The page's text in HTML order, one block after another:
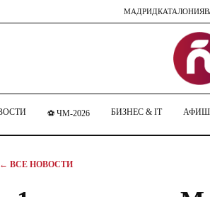
МАДРИДКАТАЛОНИЯ
⚽ ЧМ-2026 БИЗНЕС & IT
← ВСЕ НОВОСТИ